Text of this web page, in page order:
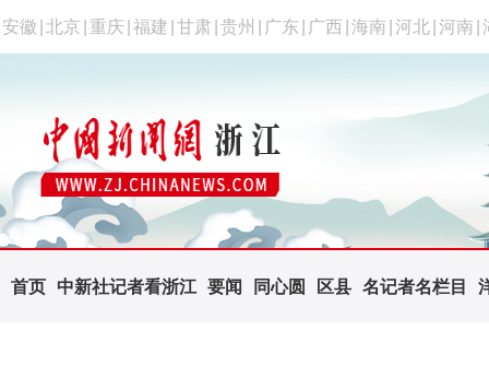
安徽 北京 重庆 福建 甘肃 贵州 广东 广西 海南 河北 河南
首页 中新社记者看浙江 要闻 同心圆 区县 名记者名栏目